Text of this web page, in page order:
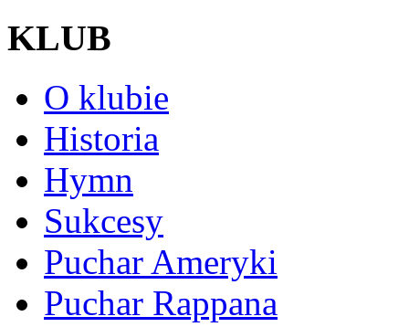
KLUB
O klubie
Historia
Hymn
Sukcesy
Puchar Ameryki
Puchar Rappana